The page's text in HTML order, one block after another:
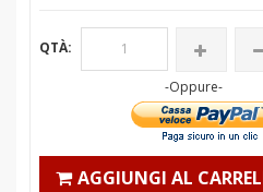
QTÀ:
-Oppure-
AGGIUNGI AL